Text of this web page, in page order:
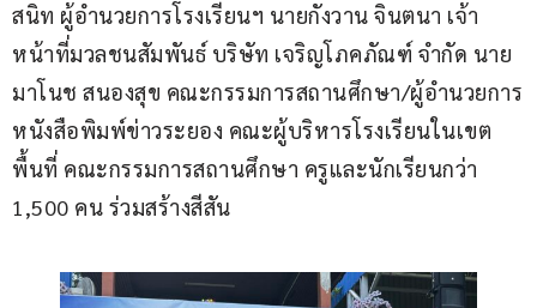
สนิท ผู้อำนวยการโรงเรียนฯ นายกังวาน จินตนา เจ้า
หน้าที่มวลชนสัมพันธ์ บริษัท เจริญโภคภัณฑ์ จำกัด นาย
มาโนช สนองสุข คณะกรรมการสถานศึกษา/ผู้อำนวยการ
หนังสือพิมพ์ข่าวระยอง คณะผู้บริหารโรงเรียนในเขต
พื้นที่ คณะกรรมการสถานศึกษา ครูและนักเรียนกว่า
1,500 คน ร่วมสร้างสีสัน